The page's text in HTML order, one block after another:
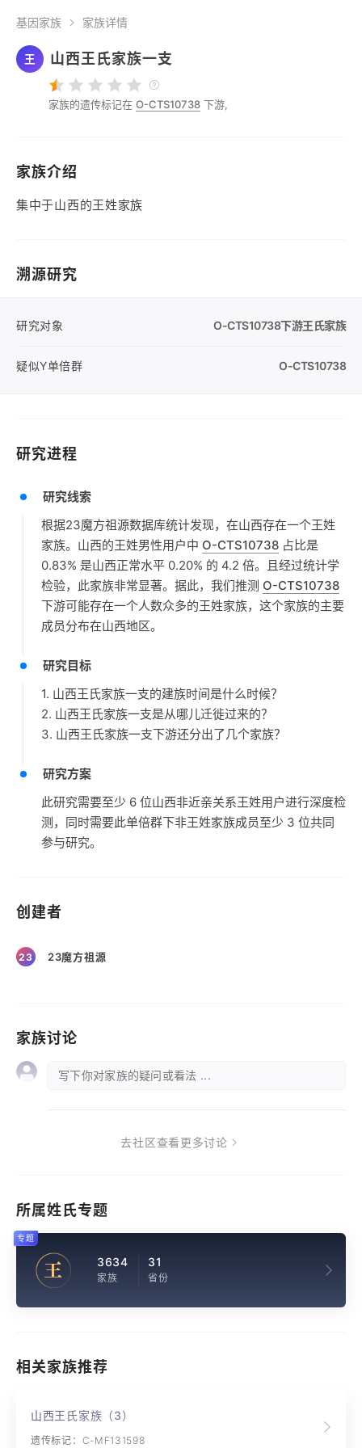
基因家族 家族详情
王 山西王氏家族一支
家族的遗传标记在 O-CTS10738 下游,
家族介绍
集中于山西的王姓家族
溯源研究
研究对象 O-CTS10738下游王氏家族
疑似Y单倍群 O-CTS10738
研究进程
研究线索
根据23魔方祖源数据库统计发现，在山西存在一个王姓
家族。山西的王姓男性用户中 O-CTS10738 占比是
0.83% 是山西正常水平 0.20% 的 4.2 倍。且经过统计学
检验，此家族非常显著。据此，我们推测 O-CTS10738
下游可能存在一个人数众多的王姓家族，这个家族的主要
成员分布在山西地区。
研究目标
1. 山西王氏家族一支的建族时间是什么时候？
2. 山西王氏家族一支是从哪儿迁徙过来的？
3. 山西王氏家族一支下游还分出了几个家族？
研究方案
此研究需要至少 6 位山西非近亲关系王姓用户进行深度检
测，同时需要此单倍群下非王姓家族成员至少 3 位共同
参与研究。
创建者
23 23魔方祖源
家族讨论
写下你对家族的疑问或看法 ...
去社区查看更多讨论
所属姓氏专题
王 3634
家族
31
省份
专题
相关家族推荐
山西王氏家族（3）
遗传标记：C-MF131598